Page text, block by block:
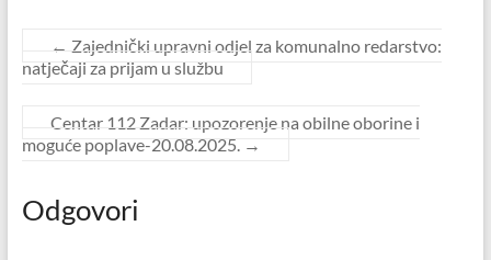
← Zajednički upravni odjel za komunalno redarstvo:
natječaji za prijam u službu
Centar 112 Zadar: upozorenje na obilne oborine i
moguće poplave-20.08.2025. →
Odgovori